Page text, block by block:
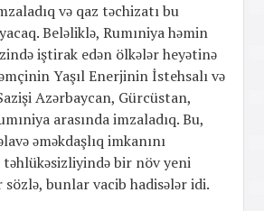
və qaz təchizatı bu
Beləliklə, Rumıniya həmin
iştirak edən ölkələr heyətinə
Yaşıl Enerjinin İstehsalı və
Azərbaycan, Gürcüstan,
arasında imzaladıq. Bu,
əməkdaşlıq imkanını
bir növ yeni
sözlə, bunlar vacib hadisələr idi.